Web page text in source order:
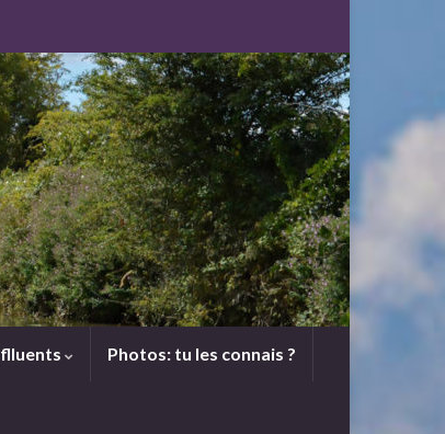
Photos: tu les connais ?